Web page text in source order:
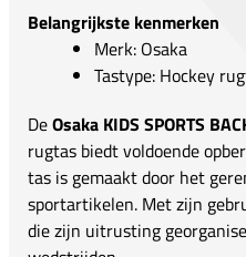
Belangrijkste kenmerken
Merk: Osaka
Tastype: Hockey
DeOsaka KIDS SPORTS
rugtas biedt voldoende
tas is gemaakt door het
sportartikelen. Met zijn
die zijn uitrusting